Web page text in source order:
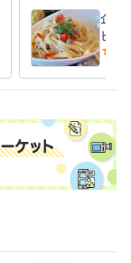
企業
ピ開
た料